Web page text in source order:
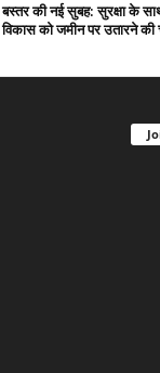
बस्तर की नई सुबह: सुरक्षा के
विकास को जमीन पर उतारने की